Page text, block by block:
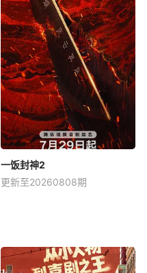
一饭封神2
更新至20260808期